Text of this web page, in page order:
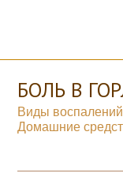
БОЛЬ В
Виды
Домашние